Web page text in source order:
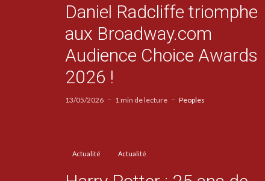
Daniel Radcliffe triomphe
aux Broadway.com
Audience Choice Awards
2026 !
13/05/2026 1 min de lecture Peoples
Actualité Actualité